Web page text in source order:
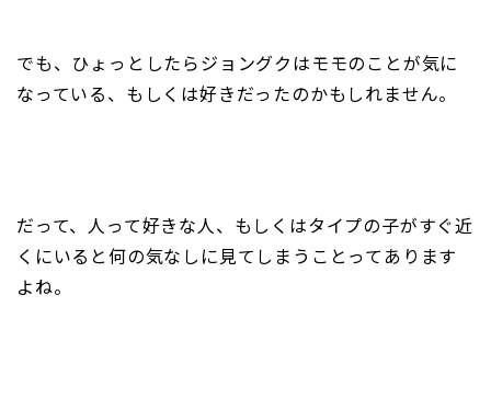
でも、ひょっとしたらジョングクはモモのことが気に
なっている、もしくは好きだったのかもしれません。
だって、人って好きな人、もしくはタイプの子がすぐ近
くにいると何の気なしに見てしまうことってあります
よね。